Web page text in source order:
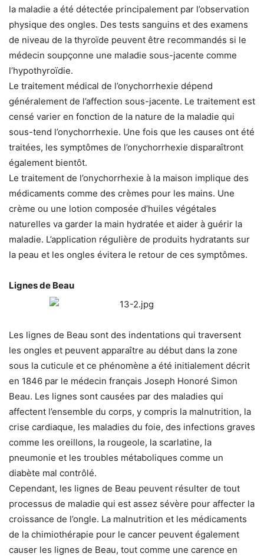
la maladie a été détectée principalement par l’observation
physique des ongles. Des tests sanguins et des examens
de niveau de la thyroïde peuvent être recommandés si le
médecin soupçonne une maladie sous-jacente comme
l’hypothyroïdie.
Le traitement médical de l’onychorrhexie dépend
généralement de l’affection sous-jacente. Le traitement est
censé varier en fonction de la nature de la maladie qui
sous-tend l’onychorrhexie. Une fois que les causes ont été
traitées, les symptômes de l’onychorrhexie disparaîtront
également bientôt.
Le traitement de l’onychorrhexie à la maison implique des
médicaments comme des crèmes pour les mains. Une
crème ou une lotion composée d’huiles végétales
naturelles va garder la main hydratée et aider à guérir la
maladie. L’application régulière de produits hydratants sur
la peau et les ongles évitera le retour de ces symptômes.
Lignes de Beau
Les lignes de Beau sont des indentations qui traversent
les ongles et peuvent apparaître au début dans la zone
sous la cuticule et ce phénomène a été initialement décrit
en 1846 par le médecin français Joseph Honoré Simon
Beau. Les lignes sont causées par des maladies qui
affectent l’ensemble du corps, y compris la malnutrition, la
crise cardiaque, les maladies du foie, des infections graves
comme les oreillons, la rougeole, la scarlatine, la
pneumonie et les troubles métaboliques comme un
diabète mal contrôlé.
Cependant, les lignes de Beau peuvent résulter de tout
processus de maladie qui est assez sévère pour affecter la
croissance de l’ongle. La malnutrition et les médicaments
de la chimiothérapie pour le cancer peuvent également
causer les lignes de Beau, tout comme une carence en